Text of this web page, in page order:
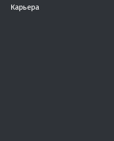
Карьера